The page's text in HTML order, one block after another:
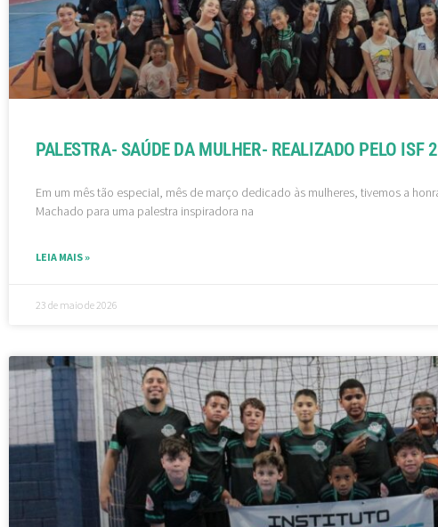
PALESTRA- SAÚDE DA MULHER- REALIZADO PELO ISF
Em um mês tão especial, mês de março dedicado às mulheres, tivemos a
Machado para uma palestra inspiradora na
LEIA MAIS »
23 de maio de 2026